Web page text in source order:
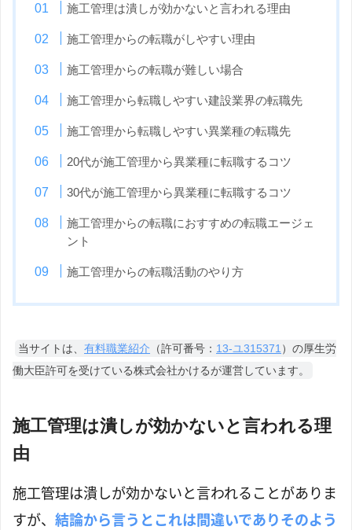
施工管理は潰しが効かないと言われる理由
施工管理からの転職がしやすい理由
施工管理からの転職が難しい場合
施工管理から転職しやすい建設業界の転職先
施工管理から転職しやすい異業種の転職先
20代が施工管理から異業種に転職するコツ
30代が施工管理から異業種に転職するコツ
施工管理からの転職におすすめの転職エージェ
ント
施工管理からの転職活動のやり方
当サイトは、有料職業紹介 （許可番号： 13-ユ315371 ）の厚生労
働大臣許可を受けている株式会社かけるが運営しています。
施工管理は潰しが効かないと言われる理
由
施工管理は潰しが効かないと言われることがありま
すが、 結論から言うとこれは間違いでありそのよう